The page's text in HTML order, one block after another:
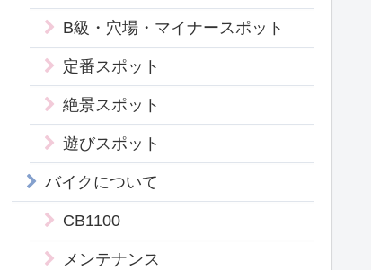
B級・穴場・マイナースポット
定番スポット
絶景スポット
遊びスポット
バイクについて
CB1100
メンテナンス